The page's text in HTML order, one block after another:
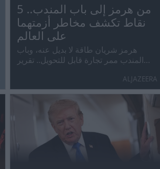
من هرمز إلى باب المندب.. 5
نقاط تكشف مخاطر أزمتهما
على العالم
هرمز شريان طاقة لا بديل عنه، وباب
المندب ممر تجارة قابل للتحويل.. تقرير
الاقتصاد والجغرافيا والتأمين العسكري
والبدائل المتاحة.
ALJAZEERA